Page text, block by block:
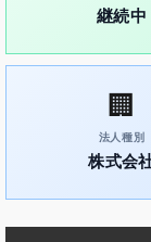
継続中
🏢
法人種別
株式会